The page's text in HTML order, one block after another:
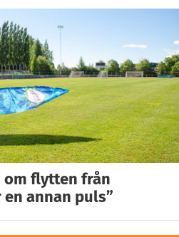
om flytten från
annan puls”